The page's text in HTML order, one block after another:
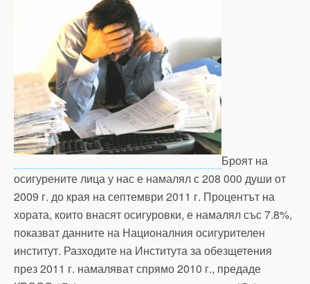
Броят на
осигурените лица у нас е намалял с 208 000 души от
2009 г. до края на септември 2011 г. Процентът на
хората, които внасят осигуровки, е намалял със 7.8%,
показват данните на Националния осигурителен
институт. Разходите на Института за обезщетения
през 2011 г. намаляват спрямо 2010 г., предаде